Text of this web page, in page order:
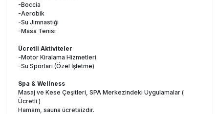
-Boccia
-Aerobik
-Su Jimnastiği
-Masa Tenisi
Ücretli Aktiviteler
-Motor Kiralama Hizmetleri
-Su Sporları (Özel İşletme)
Spa & Wellness
Masaj ve Kese Çeşitleri, SPA Merkezindeki Uygulamalar (
Ücretli )
Hamam, sauna ücretsizdir.